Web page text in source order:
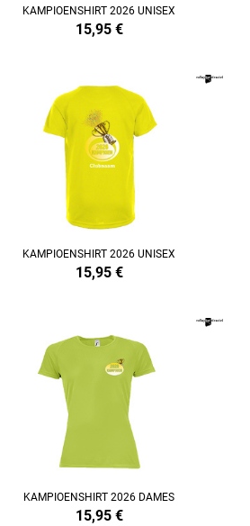
KAMPIOENSHIRT 2026 UNISEX
15,95 €
KAMPIOENSHIRT 2026 UNISEX
15,95 €
KAMPIOENSHIRT 2026 DAMES
15,95 €